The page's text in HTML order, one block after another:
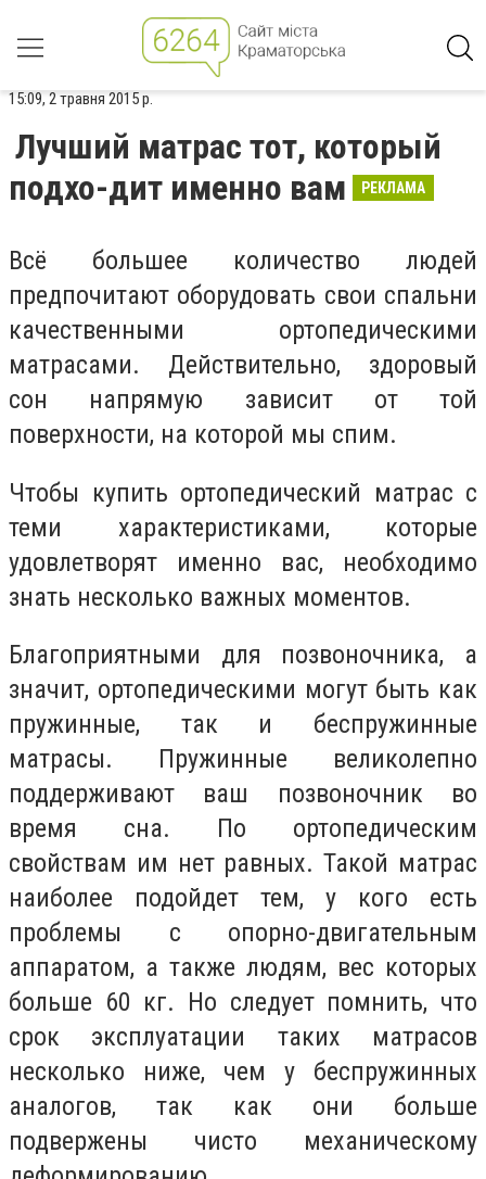
15:09, 2 травня 2015 р.
Лучший матрас тот, который
подхо-дит именно вам
РЕКЛАМА
Всё большее количество людей
предпочитают оборудовать свои спальни
качественными ортопедическими
матрасами. Действительно, здоровый
сон напрямую зависит от той
поверхности, на которой мы спим.
Чтобы купить ортопедический матрас с
теми характеристиками, которые
удовлетворят именно вас, необходимо
знать несколько важных моментов.
Благоприятными для позвоночника, а
значит, ортопедическими могут быть как
пружинные, так и беспружинные
матрасы. Пружинные великолепно
поддерживают ваш позвоночник во
время сна. По ортопедическим
свойствам им нет равных. Такой матрас
наиболее подойдет тем, у кого есть
проблемы с опорно-двигательным
аппаратом, а также людям, вес которых
больше 60 кг. Но следует помнить, что
срок эксплуатации таких матрасов
несколько ниже, чем у беспружинных
аналогов, так как они больше
подвержены чисто механическому